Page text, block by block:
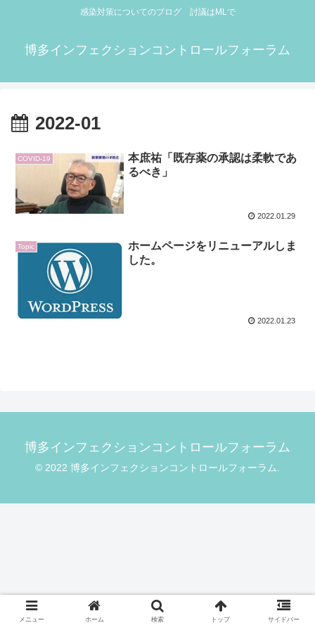
感染対策についてのブログ 討議はMLで
博多インフェクションコントロールフォーラム
2022-01
COVID-19
本庶祐「既存薬の承認は柔軟であ
るべき」
2022.01.29
Topic
ホームページをリニューアルしま
した。
2022.01.23
博多インフェクションコントロールフォーラム
© 2022 博多インフェクションコントロールフォーラム.
メニュー ホーム 検索 トップ サイドバー